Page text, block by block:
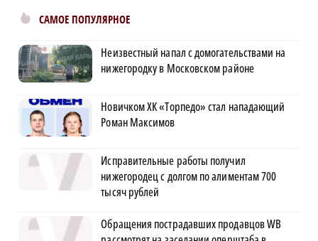
САМОЕ ПОПУЛЯРНОЕ
Неизвестный напал с домогательствами на
нижегородку в Московском районе
Новичком ХК «Торпедо» стал нападающий
Роман Максимов
Исправительные работы получил
нижегородец с долгом по алиментам 700
тысяч рублей
Обращения пострадавших продавцов WB